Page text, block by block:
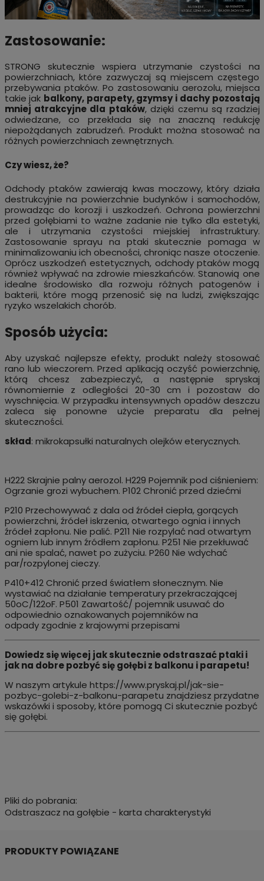
Zastosowanie:
STRONG skutecznie wspiera utrzymanie czystości na
powierzchniach, które zazwyczaj są miejscem częstego
przebywania ptaków. Po zastosowaniu aerozolu, miejsca
takie jak balkony, parapety, gzymsy i dachy pozostają
mniej atrakcyjne dla ptaków, dzięki czemu są rzadziej
odwiedzane, co przekłada się na znaczną redukcję
niepożądanych zabrudzeń. Produkt można stosować na
różnych powierzchniach zewnętrznych.
Czy wiesz, że?
Odchody ptaków zawierają kwas moczowy, który działa
destrukcyjnie na powierzchnie budynków i samochodów,
prowadząc do korozji i uszkodzeń. Ochrona powierzchni
przed gołębiami to ważne zadanie nie tylko dla estetyki,
ale i utrzymania czystości miejskiej infrastruktury.
Zastosowanie sprayu na ptaki skutecznie pomaga w
minimalizowaniu ich obecności, chroniąc nasze otoczenie.
Oprócz uszkodzeń estetycznych, odchody ptaków mogą
również wpływać na zdrowie mieszkańców. Stanowią one
idealne środowisko dla rozwoju różnych patogenów i
bakterii, które mogą przenosić się na ludzi, zwiększając
ryzyko wszelakich chorób.
Sposób użycia:
Aby uzyskać najlepsze efekty, produkt należy stosować
rano lub wieczorem. Przed aplikacją oczyść powierzchnię,
którą chcesz zabezpieczyć, a następnie spryskaj
równomiernie z odległości 20-30 cm i pozostaw do
wyschnięcia. W przypadku intensywnych opadów deszczu
zaleca się ponowne użycie preparatu dla pełnej
skuteczności.
skład: mikrokapsułki naturalnych olejków eterycznych.
H222 Skrajnie palny aerozol. H229 Pojemnik pod ciśnieniem:
Ogrzanie grozi wybuchem. P102 Chronić przed dziećmi
P210 Przechowywać z dala od źródeł ciepła, gorących
powierzchni, źródeł iskrzenia, otwartego ognia i innych
źródeł zapłonu. Nie palić. P211 Nie rozpylać nad otwartym
ogniem lub innym źródłem zapłonu. P251 Nie przekłuwać
ani nie spalać, nawet po zużyciu. P260 Nie wdychać
par/rozpylonej cieczy.
P410+412 Chronić przed światłem słonecznym. Nie
wystawiać na działanie temperatury przekraczającej
50oC/122oF. P501 Zawartość/ pojemnik usuwać do
odpowiednio oznakowanych pojemników na
odpady zgodnie z krajowymi przepisami
Dowiedz się więcej jak skutecznie odstraszać ptaki i
jak na dobre pozbyć się gołębi z balkonu i parapetu!
W naszym artykule https://www.pryskaj.pl/jak-sie-
pozbyc-golebi-z-balkonu-parapetu znajdziesz przydatne
wskazówki i sposoby, które pomogą Ci skutecznie pozbyć
się gołębi.
Pliki do pobrania:
Odstraszacz na gołębie - karta charakterystyki
PRODUKTY POWIĄZANE